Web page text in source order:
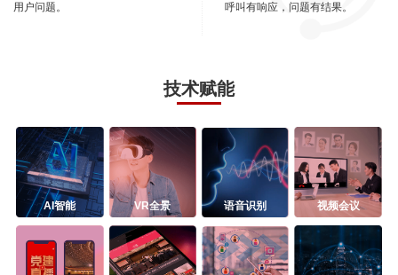
用户问题。
呼叫有响应，问题有结果。
技术赋能
AI智能 VR全景 语音识别 视频会议